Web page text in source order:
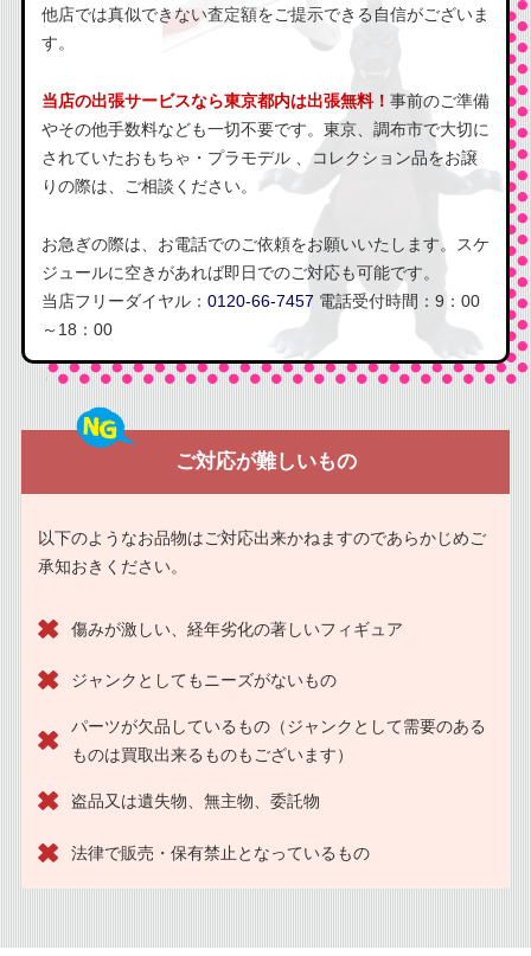
他店では真似できない査定額をご提示できる自信がございま
す。
当店の出張サービスなら東京都内は出張無料！ 事前のご準備
やその他手数料なども一切不要です。東京、調布市で大切に
されていたおもちゃ・プラモデル 、コレクション品をお譲
りの際は、ご相談ください。
お急ぎの際は、お電話でのご依頼をお願いいたします。スケ
ジュールに空きがあれば即日でのご対応も可能です。
当店フリーダイヤル： 0120-66-7457 電話受付時間：9：00
～18：00
ご対応が難しいもの
以下のようなお品物はご対応出来かねますのであらかじめご
承知おきください。
傷みが激しい、経年劣化の著しいフィギュア
ジャンクとしてもニーズがないもの
パーツが欠品しているもの（ジャンクとして需要のある
ものは買取出来るものもございます）
盗品又は遺失物、無主物、委託物
法律で販売・保有禁止となっているもの